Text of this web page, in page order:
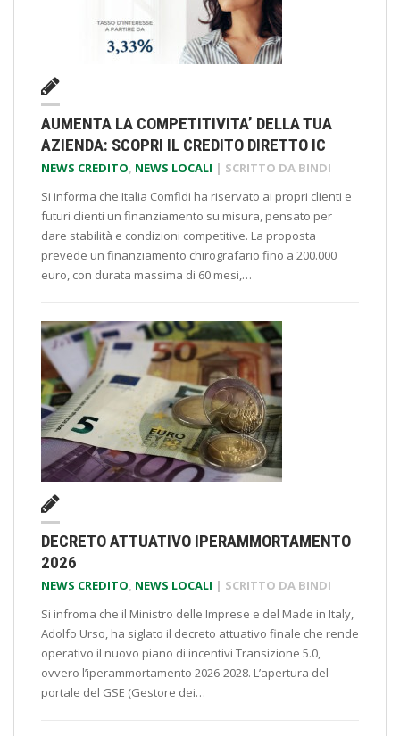
AUMENTA LA COMPETITIVITA’ DELLA TUA
AZIENDA: SCOPRI IL CREDITO DIRETTO IC
NEWS CREDITO, NEWS LOCALI | SCRITTO DA BINDI
Si informa che Italia Comfidi ha riservato ai propri clienti e
futuri clienti un finanziamento su misura, pensato per
dare stabilità e condizioni competitive. La proposta
prevede un finanziamento chirografario fino a 200.000
euro, con durata massima di 60 mesi,…
DECRETO ATTUATIVO IPERAMMORTAMENTO
2026
NEWS CREDITO, NEWS LOCALI | SCRITTO DA BINDI
Si infroma che il Ministro delle Imprese e del Made in Italy,
Adolfo Urso, ha siglato il decreto attuativo finale che rende
operativo il nuovo piano di incentivi Transizione 5.0,
ovvero l’iperammortamento 2026-2028. L’apertura del
portale del GSE (Gestore dei…